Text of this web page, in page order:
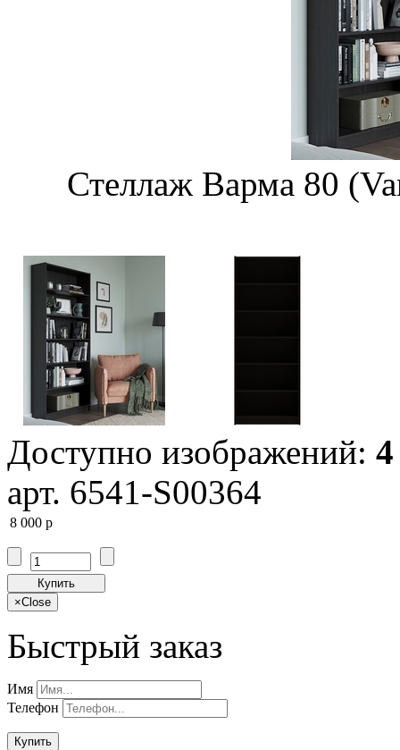
Стеллаж Варма 80
Доступно изображений: 4
арт. 6541-S00364
8 000 p
Купить
×Close
Быстрый заказ
Имя
Телефон
Купить